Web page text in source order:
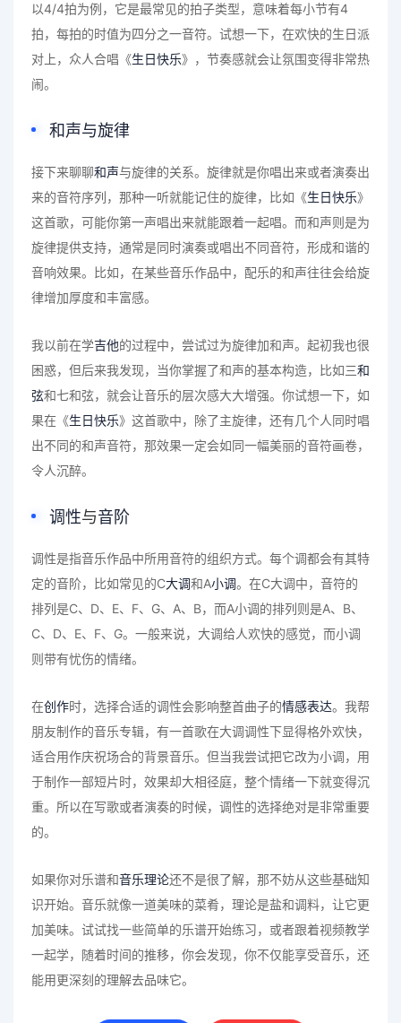
以4/4拍为例，它是最常见的拍子类型，意味着每小节有4
拍，每拍的时值为四分之一音符。试想一下，在欢快的生日派
对上，众人合唱《生日快乐》，节奏感就会让氛围变得非常热
闹。
和声与旋律
接下来聊聊和声与旋律的关系。旋律就是你唱出来或者演奏出
来的音符序列，那种一听就能记住的旋律，比如《生日快乐》
这首歌，可能你第一声唱出来就能跟着一起唱。而和声则是为
旋律提供支持，通常是同时演奏或唱出不同音符，形成和谐的
音响效果。比如，在某些音乐作品中，配乐的和声往往会给旋
律增加厚度和丰富感。
我以前在学吉他的过程中，尝试过为旋律加和声。起初我也很
困惑，但后来我发现，当你掌握了和声的基本构造，比如三和
弦和七和弦，就会让音乐的层次感大大增强。你试想一下，如
果在《生日快乐》这首歌中，除了主旋律，还有几个人同时唱
出不同的和声音符，那效果一定会如同一幅美丽的音符画卷，
令人沉醉。
调性与音阶
调性是指音乐作品中所用音符的组织方式。每个调都会有其特
定的音阶，比如常见的C大调和A小调。在C大调中，音符的
排列是C、D、E、F、G、A、B，而A小调的排列则是A、B、
C、D、E、F、G。一般来说，大调给人欢快的感觉，而小调
则带有忧伤的情绪。
在创作时，选择合适的调性会影响整首曲子的情感表达。我帮
朋友制作的音乐专辑，有一首歌在大调调性下显得格外欢快，
适合用作庆祝场合的背景音乐。但当我尝试把它改为小调，用
于制作一部短片时，效果却大相径庭，整个情绪一下就变得沉
重。所以在写歌或者演奏的时候，调性的选择绝对是非常重要
的。
如果你对乐谱和音乐理论还不是很了解，那不妨从这些基础知
识开始。音乐就像一道美味的菜肴，理论是盐和调料，让它更
加美味。试试找一些简单的乐谱开始练习，或者跟着视频教学
一起学，随着时间的推移，你会发现，你不仅能享受音乐，还
能用更深刻的理解去品味它。